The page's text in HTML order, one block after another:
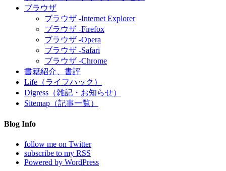
ブラウザ
ブラウザ -Internet Explorer
ブラウザ -Firefox
ブラウザ -Opera
ブラウザ -Safari
ブラウザ -Chrome
書籍紹介、書評
Life（ライフハック）
Digress（雑記・お知らせ）
Sitemap（記事一覧）
Blog Info
follow me on Twitter
subscribe to my RSS
Powered by WordPress